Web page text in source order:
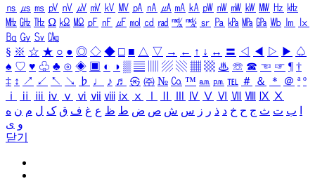
㎱ ㎲ ㎳ ㎴ ㎵ ㎶ ㎷ ㎸ ㎹ ㎀ ㎁ ㎂ ㎃ ㎄ ㎺ ㎻ ㎽ ㎾ ㎿ ㎐ ㎑
㎒ ㎓ ㎔ Ω ㏀ ㏁ ㎊ ㎋ ㎌ ㏖ ㏅ ㎭ ㎮ ㎯ ㏛ ㎩ ㎪ ㎫ ㎬ ㏝ ㏐
㏓
㏃ ㏉ ㏜ ㏆
§ ※ ☆ ★ ○ ● ◎ ◇ ◆ □ ■ △ ▽ → ← ↑ ↓ ↔ 〓 ◁ ◀ ▷ ▶ ♤
♠ ♡ ♥ ♧ ♣ ⊙ ◈ ▣ ◐ ◑ ▒ ▤ ▨ ▧ ▦ ▩ ♨ ☏ ☎ ☜ ☞ ¶ †
‡ ↕ ↗ ↙ ↖ ↘ ♭ ♩ ♪ ♬ ㉿ ㈜ № ㏇ ™ ㏂ ㏘ ℡ ＃ ＆ ＊ ＠ ª º
ⅰ
ⅱ ⅲ ⅳ ⅴ ⅵ ⅶ ⅷ ⅸ ⅹ Ⅳ Ⅴ Ⅵ Ⅶ Ⅷ Ⅸ Ⅹ
ب ت ث ج ح خ د ذ ر ز س ش ص ض ط ظ ع غ ف ق ک ل م ن ه
و ی
닫기